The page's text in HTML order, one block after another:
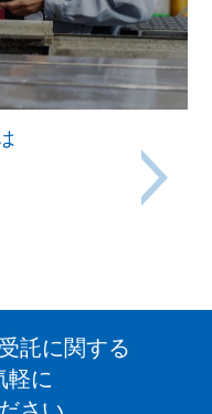
託に関する
軽に